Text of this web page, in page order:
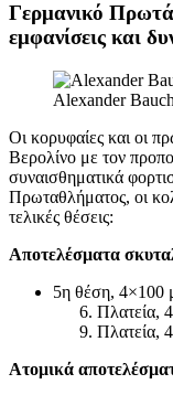
Γερμανικό
εμφανίσεις και
Alexander
Οι κορυφαίες και οι
Βερολίνο με τον
συναισθηματικά
Πρωταθλήματος, οι
τελικές θέσεις:
Αποτελέσματα
5η θέση, 4×100
Πλατεία,
Πλατεία,
Ατομικά